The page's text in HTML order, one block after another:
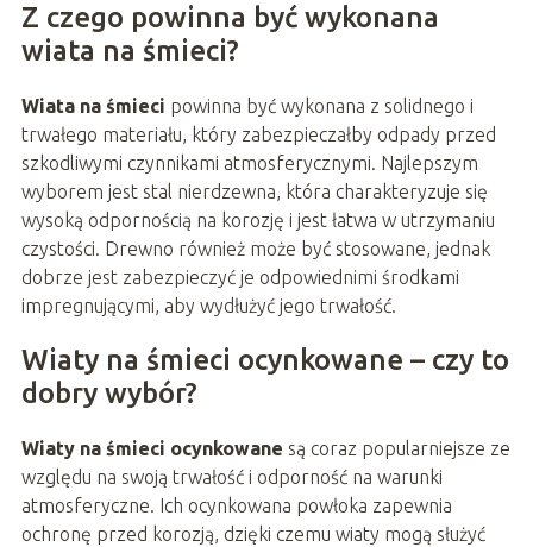
Z czego powinna być wykonana
wiata na śmieci?
Wiata na śmieci powinna być wykonana z solidnego i
trwałego materiału, który zabezpieczałby odpady przed
szkodliwymi czynnikami atmosferycznymi. Najlepszym
wyborem jest stal nierdzewna, która charakteryzuje się
wysoką odpornością na korozję i jest łatwa w utrzymaniu
czystości. Drewno również może być stosowane, jednak
dobrze jest zabezpieczyć je odpowiednimi środkami
impregnującymi, aby wydłużyć jego trwałość.
Wiaty na śmieci ocynkowane – czy to
dobry wybór?
Wiaty na śmieci ocynkowane są coraz popularniejsze ze
względu na swoją trwałość i odporność na warunki
atmosferyczne. Ich ocynkowana powłoka zapewnia
ochronę przed korozją, dzięki czemu wiaty mogą służyć